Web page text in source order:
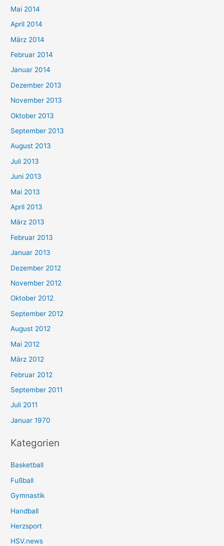
Mai 2014
April 2014
März 2014
Februar 2014
Januar 2014
Dezember 2013
November 2013
Oktober 2013
September 2013
August 2013
Juli 2013
Juni 2013
Mai 2013
April 2013
März 2013
Februar 2013
Januar 2013
Dezember 2012
November 2012
Oktober 2012
September 2012
August 2012
Mai 2012
März 2012
Februar 2012
September 2011
Juli 2011
Januar 1970
Kategorien
Basketball
Fußball
Gymnastik
Handball
Herzsport
HSV.news